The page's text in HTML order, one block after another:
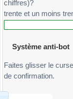
chiffres)?
trente et un moins
Système anti-bot
Faites glisser le
de confirmation.